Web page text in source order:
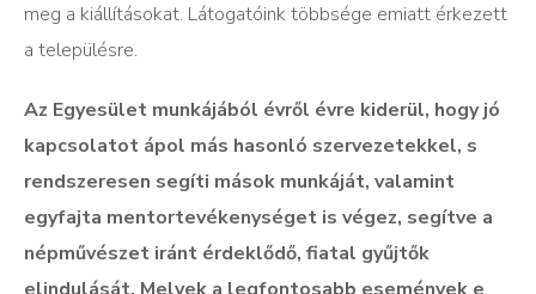
meg a kiállításokat. Látogatóink többsége emiatt érkezett
a településre.
Az Egyesület munkájából évről évre kiderül, hogy jó
kapcsolatot ápol más hasonló szervezetekkel, s
rendszeresen segíti mások munkáját, valamint
egyfajta mentortevékenységet is végez, segítve a
népművészet iránt érdeklődő, fiatal gyűjtők